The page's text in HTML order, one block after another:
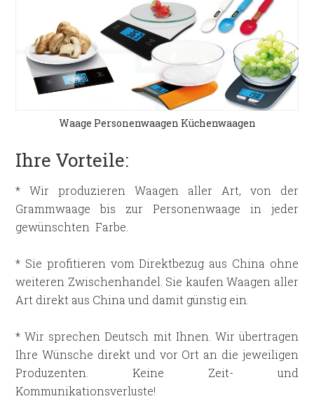
Waage Personenwaagen Küchenwaagen
Ihre Vorteile:
* Wir produzieren Waagen aller Art, von der
Grammwaage bis zur Personenwaage in jeder
gewünschten Farbe.
* Sie profitieren vom Direktbezug aus China ohne
weiteren Zwischenhandel. Sie kaufen Waagen aller
Art direkt aus China und damit günstig ein.
* Wir sprechen Deutsch mit Ihnen. Wir übertragen
Ihre Wünsche direkt und vor Ort an die jeweiligen
Produzenten. Keine Zeit- und
Kommunikationsverluste!